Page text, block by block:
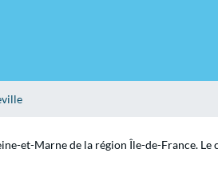
et-Marne de la région Île-de-France.